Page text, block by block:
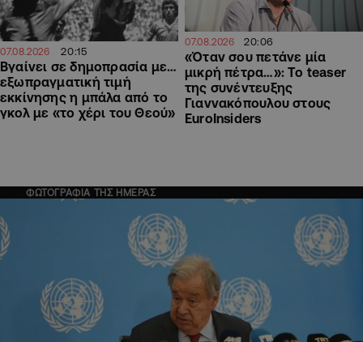
07.08.2026 20:15
Βγαίνει σε δημοπρασία με…
εξωπραγματική τιμή
εκκίνησης η μπάλα από το
γκολ με «το χέρι του Θεού»
07.08.2026 20:06
«Όταν σου πετάνε μία
μικρή πέτρα…»: Το teaser
της συνέντευξης
Γιαννακόπουλου στους
EuroInsiders
ΦΩΤΟΓΡΑΦΙΑ ΤΗΣ ΗΜΕΡΑΣ